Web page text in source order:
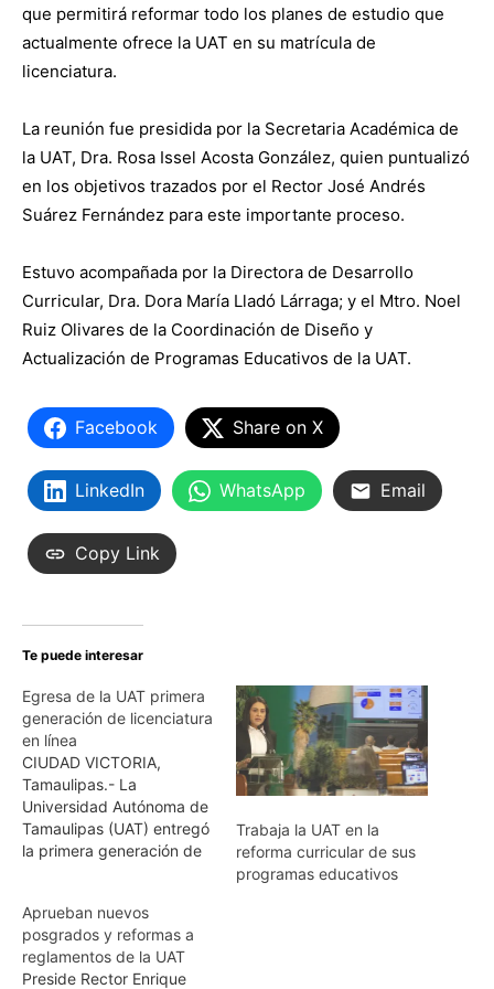
que permitirá reformar todo los planes de estudio que
actualmente ofrece la UAT en su matrícula de
licenciatura.
La reunión fue presidida por la Secretaria Académica de
la UAT, Dra. Rosa Issel Acosta González, quien puntualizó
en los objetivos trazados por el Rector José Andrés
Suárez Fernández para este importante proceso.
Estuvo acompañada por la Directora de Desarrollo
Curricular, Dra. Dora María Lladó Lárraga; y el Mtro. Noel
Ruiz Olivares de la Coordinación de Diseño y
Actualización de Programas Educativos de la UAT.
Facebook Share on X
LinkedIn WhatsApp Email
Copy Link
Te puede interesar
Egresa de la UAT primera
generación de licenciatura
en línea
CIUDAD VICTORIA,
Tamaulipas.- La
Universidad Autónoma de
Tamaulipas (UAT) entregó
la primera generación de
totalmente en línea, que
además concluyeron sus
estudios con una
certificación internacional
Trabaja la UAT en la
reforma curricular de sus
programas educativos
Aprueban nuevos
posgrados y reformas a
reglamentos de la UAT
Preside Rector Enrique